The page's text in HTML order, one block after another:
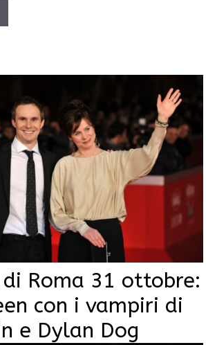
Roma 31 ottobre:
con i vampiri di
e Dylan Dog